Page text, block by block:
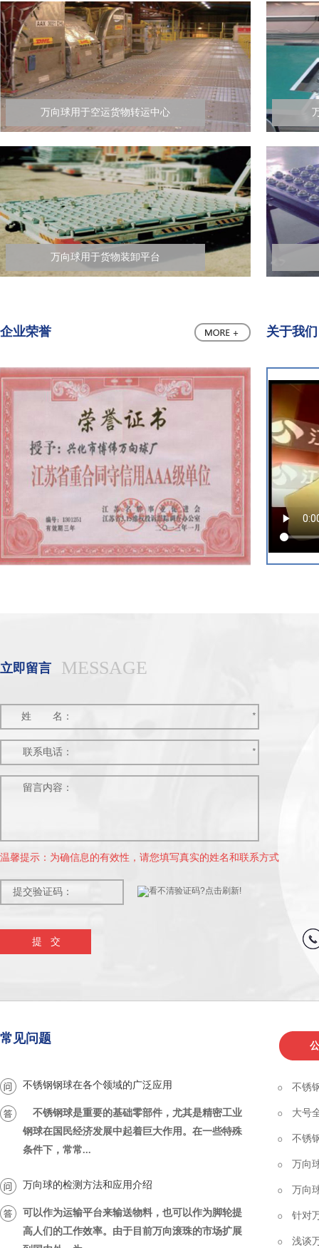
万向球用于空运货物转运中心
万向球用于货物装卸平台
企业荣誉 关于我们
立即留言 MESSAGE
姓 名： *
联系电话： *
留言内容：
温馨提示：为确信息的有效性，请您填写真实的姓名和联系方式
提交验证码：
常见问题
不锈钢钢球在各个领域的广泛应用
不锈钢球是重要的基础零部件，尤其是精密工业
钢球在国民经济发展中起着巨大作用。在一些特殊
条件下，常常...
万向球的检测方法和应用介绍
可以作为运输平台来输送物料，也可以作为脚轮提
高人们的工作效率。由于目前万向滚珠的市场扩展
不锈
大号
不锈
万向
万向
针对
浅谈